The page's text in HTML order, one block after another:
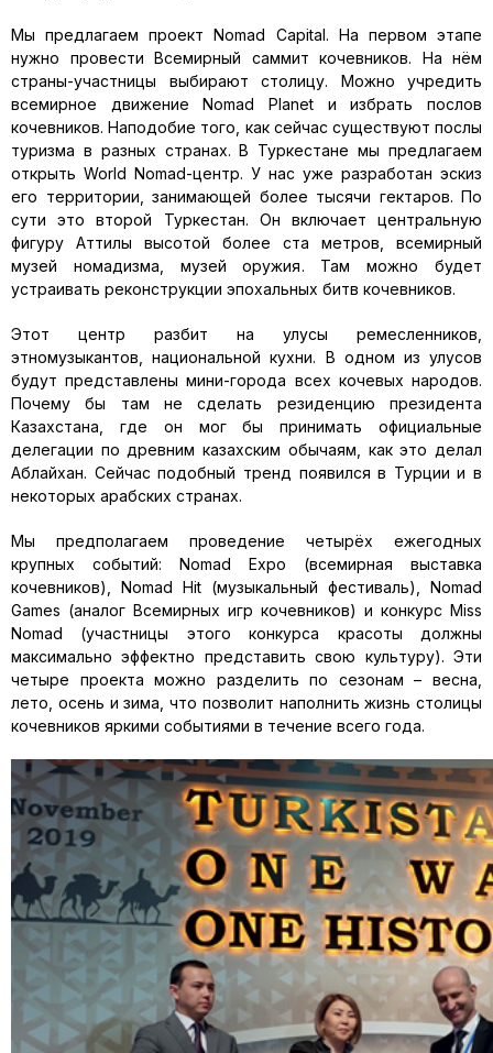
Мы предлагаем проект Nomad Capital. На первом этапе
нужно провести Всемирный саммит кочевников. На нём
страны-участницы выбирают столицу. Можно учредить
всемирное движение Nomad Planet и избрать послов
кочевников. Наподобие того, как сейчас существуют послы
туризма в разных странах. В Туркестане мы предлагаем
открыть World Nomad-центр. У нас уже разработан эскиз
его территории, занимающей более тысячи гектаров. По
сути это второй Туркестан. Он включает центральную
фигуру Аттилы высотой более ста метров, всемирный
музей номадизма, музей оружия. Там можно будет
устраивать реконструкции эпохальных битв кочевников.
Этот центр разбит на улусы ремесленников,
этномузыкантов, национальной кухни. В одном из улусов
будут представлены мини-города всех кочевых народов.
Почему бы там не сделать резиденцию президента
Казахстана, где он мог бы принимать официальные
делегации по древним казахским обычаям, как это делал
Аблайхан. Сейчас подобный тренд появился в Турции и в
некоторых арабских странах.
Мы предполагаем проведение четырёх ежегодных
крупных событий: Nomad Expo (всемирная выставка
кочевников), Nomad Hit (музыкальный фестиваль), Nomad
Games (аналог Всемирных игр кочевников) и конкурс Miss
Nomad (участницы этого конкурса красоты должны
максимально эффектно представить свою культуру). Эти
четыре проекта можно разделить по сезонам – весна,
лето, осень и зима, что позволит наполнить жизнь столицы
кочевников яркими событиями в течение всего года.